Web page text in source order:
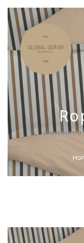
Hostelería